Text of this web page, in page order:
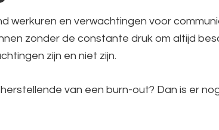
werkuren en verwachtingen voor
zonder de constante druk om altijd
zijn en niet zijn.
van een burn-out? Dan is er